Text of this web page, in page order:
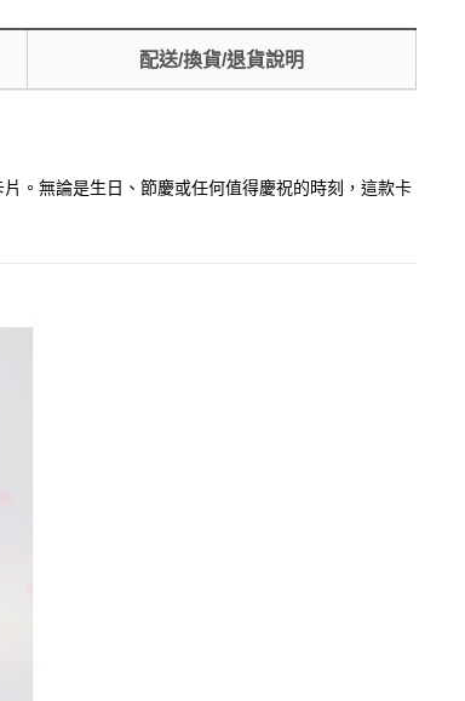
配送/換貨/退貨說明
。無論是生日、節慶或任何值得慶祝的時刻，這款卡